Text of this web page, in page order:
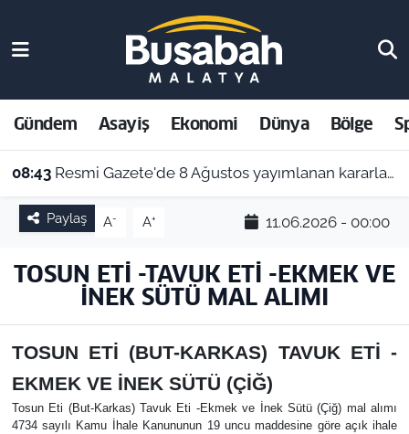
Gündem Asayiş Ekonomi Dünya Bölge
08:43 Resmi Gazete'de 8 Ağustos yayımlanan kararlar belli oldu
Paylaş A- A+ 11.06.2026 - 00:00
TOSUN ETİ -TAVUK ETİ -EKMEK VE
İNEK SÜTÜ MAL ALIMI
TOSUN ETİ (BUT-KARKAS) TAVUK ETİ -
EKMEK VE İNEK SÜTÜ (ÇİĞ)
Tosun Eti (But-Karkas) Tavuk Eti -Ekmek ve İnek Sütü (Çiğ) mal alımı
4734 sayılı Kamu İhale Kanununun 19 uncu maddesine göre açık ihale
Asayiş
Ekonomi
Dünya
Spor
Resmi İlanlar
Malatya Nöbetçi Eczaneler
Malatya Hava Durumu
Malatya Namaz Vakitleri
Malatya Trafik Yoğunluk Haritası
Tüm Manşetler
Son Dakika Haberleri
Haber Arşivi